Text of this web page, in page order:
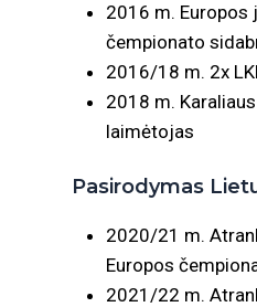
2016 m. Europos
čempionato
2016/18 m. 2x
2018 m.
laimėtojas
Pasirodymas
2020/21 m.
Europos
2021/22 m.